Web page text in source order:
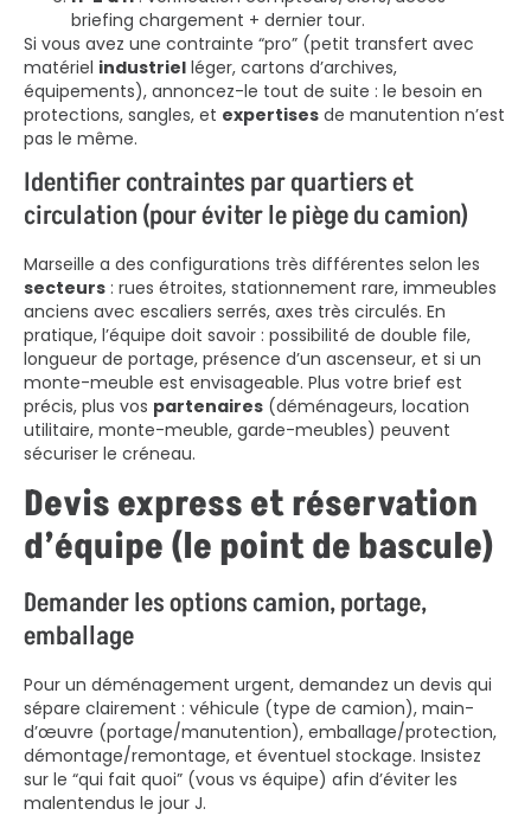
briefing chargement + dernier tour.
Si vous avez une contrainte “pro” (petit transfert avec
matériel industriel léger, cartons d’archives,
équipements), annoncez-le tout de suite : le besoin en
protections, sangles, et expertises de manutention n’est
pas le même.
Identifier contraintes par quartiers et
circulation (pour éviter le piège du camion)
Marseille a des configurations très différentes selon les
secteurs : rues étroites, stationnement rare, immeubles
anciens avec escaliers serrés, axes très circulés. En
pratique, l’équipe doit savoir : possibilité de double file,
longueur de portage, présence d’un ascenseur, et si un
monte-meuble est envisageable. Plus votre brief est
précis, plus vos partenaires (déménageurs, location
utilitaire, monte-meuble, garde-meubles) peuvent
sécuriser le créneau.
Devis express et réservation
d’équipe (le point de bascule)
Demander les options camion, portage,
emballage
Pour un déménagement urgent, demandez un devis qui
sépare clairement : véhicule (type de camion), main-
d’œuvre (portage/manutention), emballage/protection,
démontage/remontage, et éventuel stockage. Insistez
sur le “qui fait quoi” (vous vs équipe) afin d’éviter les
malentendus le jour J.